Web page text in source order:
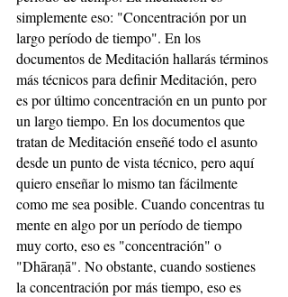
simplemente eso: "Concentración por un
largo período de tiempo". En los
documentos de Meditación hallarás términos
más técnicos para definir Meditación, pero
es por último concentración en un punto por
un largo tiempo. En los documentos que
tratan de Meditación enseñé todo el asunto
desde un punto de vista técnico, pero aquí
quiero enseñar lo mismo tan fácilmente
como me sea posible. Cuando concentras tu
mente en algo por un período de tiempo
muy corto, eso es "concentración" o
"Dhāraṇā". No obstante, cuando sostienes
la concentración por más tiempo, eso es